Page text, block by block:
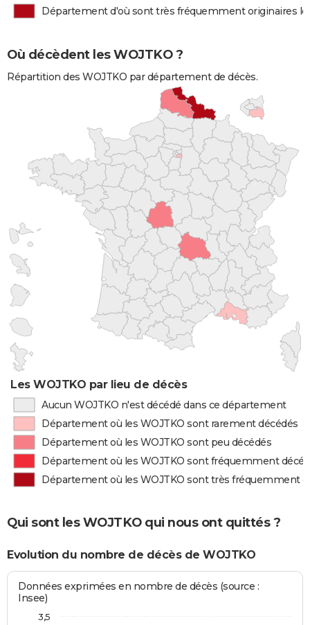
Département d'où sont très fréquemment originaires
Où décèdent les WOJTKO ?
Répartition des WOJTKO par département de décès.
Les WOJTKO par lieu de décès
Aucun WOJTKO n'est décédé dans ce département
Département où les WOJTKO sont rarement décédés
Département où les WOJTKO sont peu décédés
Département où les WOJTKO sont fréquemment
Département où les WOJTKO sont très fréquemment
Qui sont les WOJTKO qui nous ont quittés ?
Evolution du nombre de décès de WOJTKO
Données exprimées en nombre de décès (source :
Insee)
3,5